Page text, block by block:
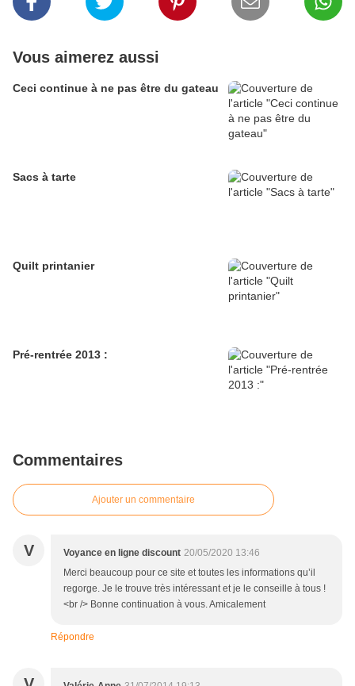
Vous aimerez aussi
Ceci continue à ne pas être du gateau
Sacs à tarte
Quilt printanier
Pré-rentrée 2013 :
Commentaires
Ajouter un commentaire
V Voyance en ligne discount 20/05/2020 13:46
Merci beaucoup pour ce site et toutes les informations qu’il
regorge. Je le trouve très intéressant et je le conseille à tous !
<br /> Bonne continuation à vous. Amicalement
Répondre